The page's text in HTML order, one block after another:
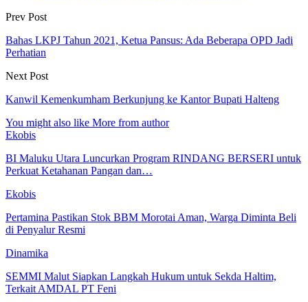
Prev Post
Bahas LKPJ Tahun 2021, Ketua Pansus: Ada Beberapa OPD Jadi
Perhatian
Next Post
Kanwil Kemenkumham Berkunjung ke Kantor Bupati Halteng
You might also like More from author
Ekobis
BI Maluku Utara Luncurkan Program RINDANG BERSERI untuk
Perkuat Ketahanan Pangan dan…
Ekobis
Pertamina Pastikan Stok BBM Morotai Aman, Warga Diminta Beli
di Penyalur Resmi
Dinamika
SEMMI Malut Siapkan Langkah Hukum untuk Sekda Haltim,
Terkait AMDAL PT Feni